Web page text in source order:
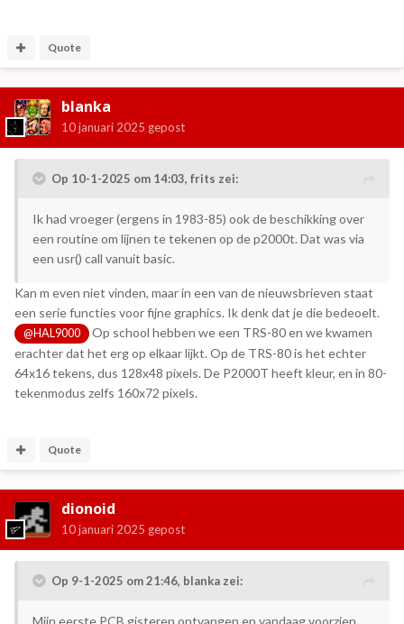
Quote
blanka
10 januari 2025 gepost
Op 10-1-2025 om 14:03, frits zei:
Ik had vroeger (ergens in 1983-85) ook de beschikking over
een routine om lijnen te tekenen op de p2000t. Dat was via
een usr() call vanuit basic.
Kan m even niet vinden, maar in een van de nieuwsbrieven staat
een serie functies voor fijne graphics. Ik denk dat je die bedeoelt.
@HAL9000
Op school hebben we een TRS-80 en we kwamen
erachter dat het erg op elkaar lijkt. Op de TRS-80 is het echter
64x16 tekens, dus 128x48 pixels. De P2000T heeft kleur, en in 80-
tekenmodus zelfs 160x72 pixels.
Quote
dionoid
10 januari 2025 gepost
Op 9-1-2025 om 21:46, blanka zei: